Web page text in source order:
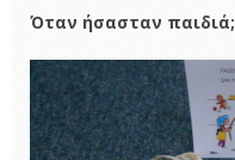
Όταν ήσασταν παιδιά;